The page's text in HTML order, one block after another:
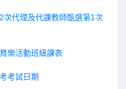
次代理及代課教師甄選第1次
樂活動班級課表
考試日期